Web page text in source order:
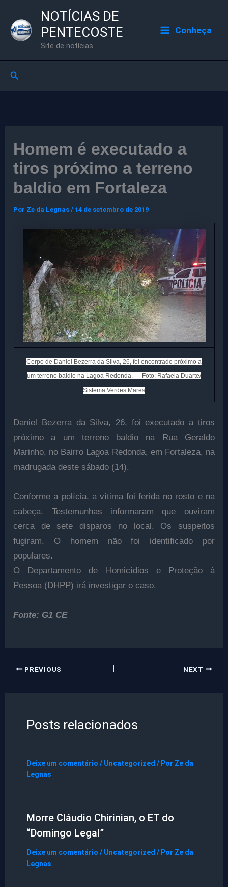
para
NOTÍCIAS DE
PENTECOSTE
Site de notícias
Conheça
Pesquisar
Homem é executado a
tiros próximo a terreno
baldio em Fortaleza
Por Ze da Legnas/ 14 de setembro de 2019
Corpo de Daniel Bezerra da Silva, 26, foi encontrado próximo a
um terreno baldio na Lagoa Redonda. — Foto: Rafaela Duarte/
Sistema Verdes Mares
Daniel Bezerra da Silva, 26, foi executado a tiros
próximo a um terreno baldio na Rua Geraldo
Marinho, no Bairro Lagoa Redonda, em Fortaleza, na
madrugada deste sábado (14).
Conforme a polícia, a vítima foi ferida no rosto e na
cabeça. Testemunhas informaram que ouviram
cerca de sete disparos no local. Os suspeitos
fugiram. O homem não foi identificado por
populares.
O Departamento de Homicídios e Proteção à
Pessoa (DHPP) irá investigar o caso.
Fonte: G1 CE
PREVIOUS NEXT
Posts relacionados
Deixe um comentário / Uncategorized / Por Ze da
Legnas
Morre Cláudio Chirinian, o ET do
“Domingo Legal”
Deixe um comentário / Uncategorized / Por Ze da
Legnas